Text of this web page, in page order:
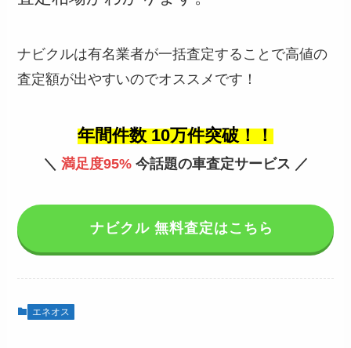
ナビクルは有名業者が一括査定することで高値の
査定額が出やすいのでオススメです！
年間件数 10万件突破！！
＼ 満足度95%今話題の車査定サービス ／
ナビクル 無料査定はこちら
エネオス